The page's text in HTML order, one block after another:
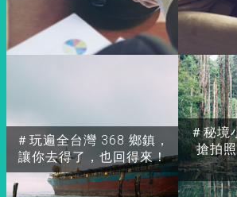
＃玩遍全台灣 368 鄉鎮，
讓你去得了，也回得來！
＃秘境
搶拍